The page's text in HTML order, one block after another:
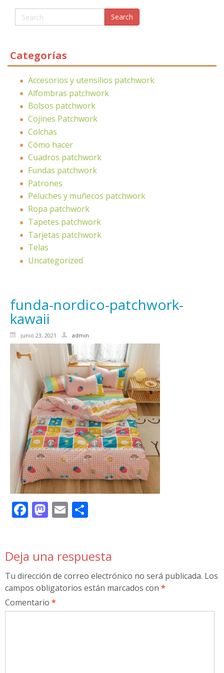
Categorías
Accesorios y utensilios patchwork
Alfombras patchwork
Bolsos patchwork
Cojines Patchwork
Colchas
Cómo hacer
Cuadros patchwork
Fundas patchwork
Patrones
Peluches y muñecos patchwork
Ropa patchwork
Tapetes patchwork
Tarjetas patchwork
Telas
Uncategorized
funda-nordico-patchwork-
kawaii
junio 23, 2021 admin
Facebook
Mastodon
Email
Deja una respuesta
Tu dirección de correo electrónico no será publicada. Los
campos obligatorios están marcados con *
Comentario *